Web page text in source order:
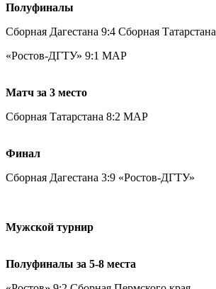
Полуфиналы
Сборная Дагестана 9:4 Сборная Татарстана
«Ростов-ДГТУ» 9:1 МАР
Матч за 3 место
Сборная Татарстана 8:2 МАР
Финал
Сборная Дагестана 3:9 «Ростов-ДГТУ»
Мужской турнир
Полуфиналы за 5-8 места